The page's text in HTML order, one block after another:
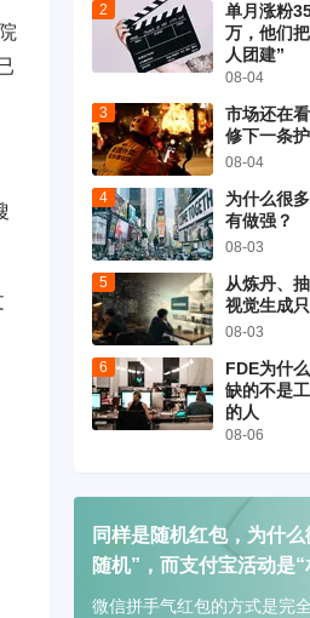
单月涨粉
万，他们
人团建”
08-04
市场还在
修下一条
08-04
为什么很
有做强？
08-03
从炼丹、
视觉生成
08-03
FDE为什
缺的不是
的人
08-06
同样是随机红包，为什
随机”，而支付宝活动是
微信拼手气红包的方式是完